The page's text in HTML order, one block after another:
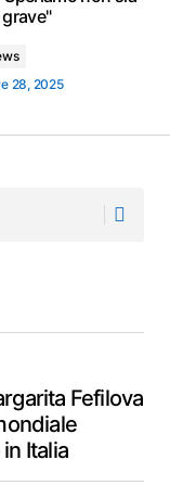
28, 2025
Fefilova
Italia